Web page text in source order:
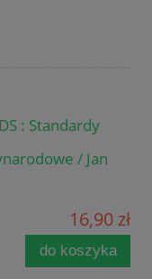
: Standardy
/ Jan
16,90 zł
do koszyka